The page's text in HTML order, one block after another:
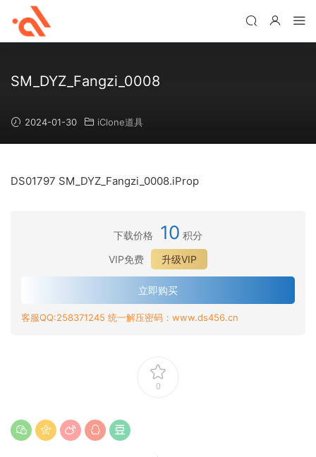
SM_DYZ_Fangzi_0008
2024-01-30 iClone道具
DS01797 SM_DYZ_Fangzi_0008.iProp
下载价格 10 积分
VIP免费
升级VIP
立即购买
客服QQ:258371245 统一解压密码：www.ds456.cn
0